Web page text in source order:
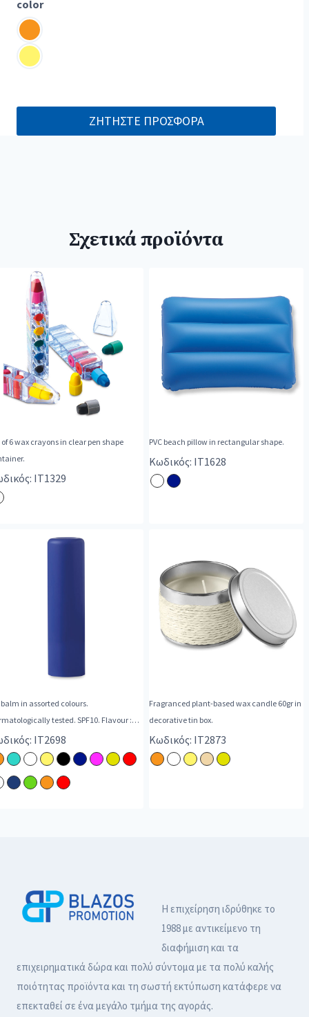
color
ΖΗΤΗΣΤΕ ΠΡΟΣΦΟΡΑ
Σχετικά προϊόντα
of 6 wax crayons in clear pen shape
IT1329
PVC beach pillow in rectangular shape.
Κωδικός: IT1628
in assorted colours.
tested. SPF10. Flavour :
IT2698
Fragranced plant-based wax candle 60gr in
decorative tin box.
Κωδικός: IT2873
Η επιχείρηση ιδρύθηκε το
1988 με αντικείμενο τη
διαφήμιση και τα
επιχειρηματικά δώρα και πολύ σύντομα με τα πολύ καλής
ποιότητας προϊόντα και τη σωστή εκτύπωση κατάφερε να
επεκταθεί σε ένα μεγάλο τμήμα της αγοράς.